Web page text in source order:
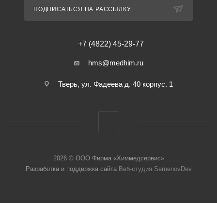
ПОДПИСАТЬСЯ НА РАССЫЛКУ
+7 (4822) 45-29-77
hms@medhim.ru
Тверь, ул. Фадеева д. 40 корпус. 1
2026 © ООО Фирма «Химмедсервис»
Разработка и поддержка сайта Веб-студия SemenovDev